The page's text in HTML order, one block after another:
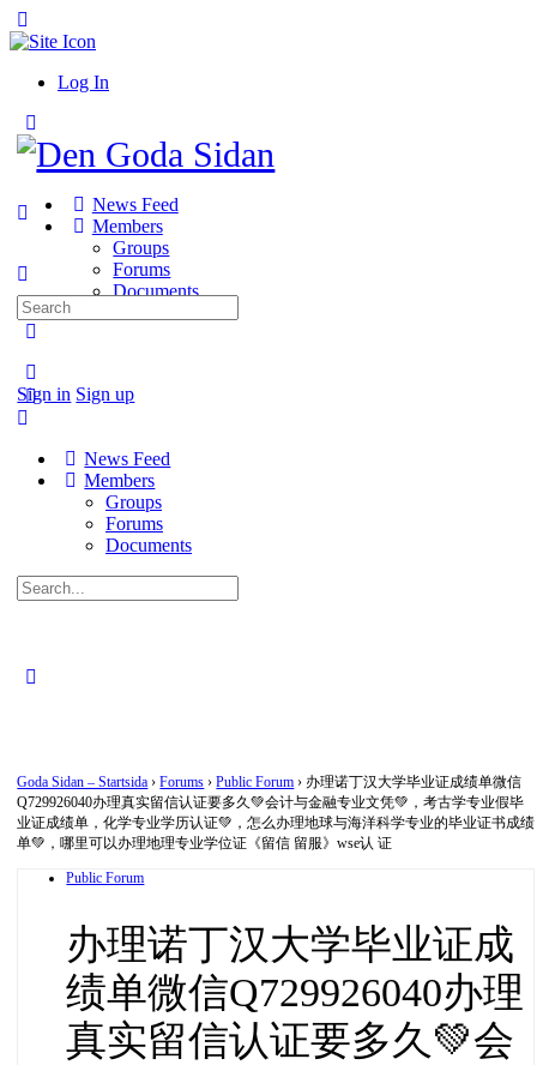
Side
Log In
Side
Panel
News Feed
Members
Groups
Forums
Documents
Sign in Sign up
Search
for:
News Feed
Members
Groups
Forums
Documents
Search
for:
Goda Sidan – Startsida › Forums › Public Forum › 办理诺丁汉大学毕业证成绩单微信
Q729926040办理真实留信认证要多久💚会计与金融专业文凭💚，考古学专业假毕
业证成绩单，化学专业学历认证💚，怎么办理地球与海洋科学专业的毕业证书成绩
单💚，哪里可以办理地理专业学位证《留信 留服》wse认 证
Public Forum
办理诺丁汉大学毕业证成
绩单微信Q729926040办理
真实留信认证要多久💚会